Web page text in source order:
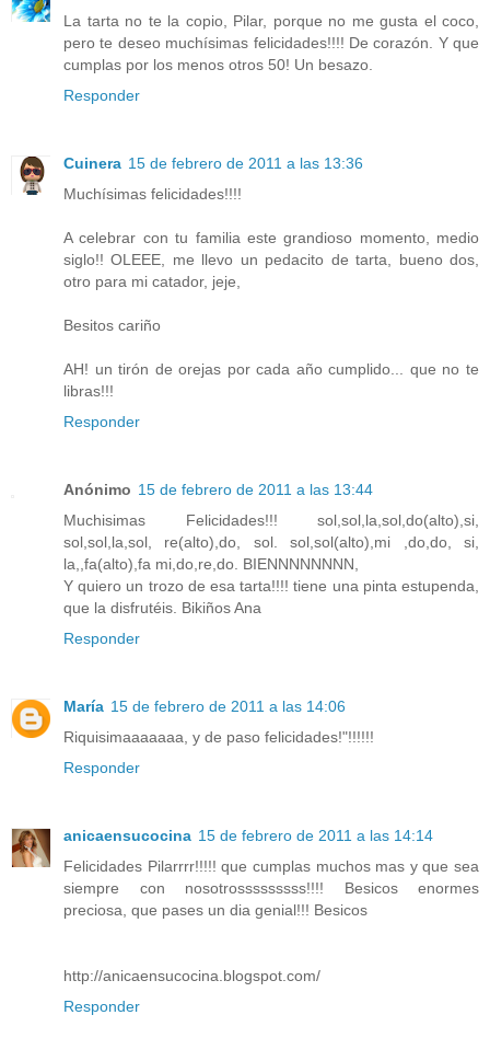
La tarta no te la copio, Pilar, porque no me gusta el coco,
pero te deseo muchísimas felicidades!!!! De corazón. Y que
cumplas por los menos otros 50! Un besazo.
Responder
Cuinera 15 de febrero de 2011 a las 13:36
Muchísimas felicidades!!!!
A celebrar con tu familia este grandioso momento, medio
siglo!! OLEEE, me llevo un pedacito de tarta, bueno dos,
otro para mi catador, jeje,
Besitos cariño
AH! un tirón de orejas por cada año cumplido... que no te
libras!!!
Responder
Anónimo 15 de febrero de 2011 a las 13:44
Muchisimas Felicidades!!! sol,sol,la,sol,do(alto),si,
sol,sol,la,sol, re(alto),do, sol. sol,sol(alto),mi ,do,do, si,
la,,fa(alto),fa mi,do,re,do. BIENNNNNNNN,
Y quiero un trozo de esa tarta!!!! tiene una pinta estupenda,
que la disfrutéis. Bikiños Ana
Responder
María 15 de febrero de 2011 a las 14:06
Riquisimaaaaaaa, y de paso felicidades!"!!!!!!
Responder
anicaensucocina 15 de febrero de 2011 a las 14:14
Felicidades Pilarrrr!!!!! que cumplas muchos mas y que sea
siempre con nosotrosssssssss!!!! Besicos enormes
preciosa, que pases un dia genial!!! Besicos
http://anicaensucocina.blogspot.com/
Responder